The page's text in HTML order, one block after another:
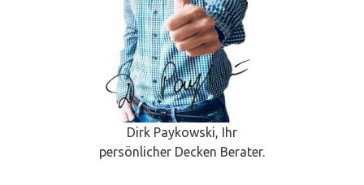
Dirk Paykowski, Ihr
persönlicher Decken Berater.